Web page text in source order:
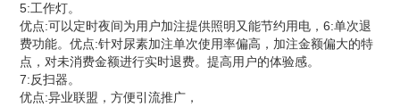
5:工作灯。
优点:可以定时夜间为用户加注提供照明又能节约用电，6:单次退
费功能。优点:针对尿素加注单次使用率偏高，加注金额偏大的特
点，对未消费金额进行实时退费。提高用户的体验感。
7:反扫器。
优点:异业联盟，方便引流推广，